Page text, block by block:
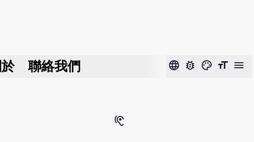
聯絡我們 language bug_report color_lens format_size menu
hearing